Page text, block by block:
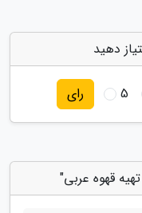
دهید
5 رای
قهوه عربی"